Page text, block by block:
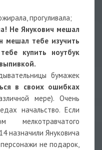
прогуливала;
Не Янукович мешал
мешал тебе изучить
купить ноутбук
бумажек
в своих ошибках
мере). Очень
начальство. Если
мелкотравчатого
назначили Януковича
не подарок,